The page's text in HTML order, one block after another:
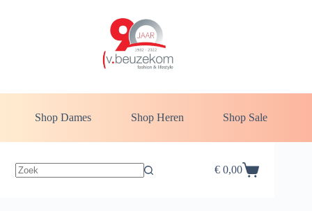
Shop Dames Shop Heren Shop Sale
Winkelwagen
€0,00